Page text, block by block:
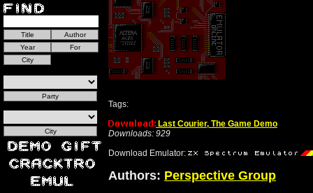
Tags:
Last Courier, The Game Demo
Downloads: 929
Download Emulator:
Authors: Perspective Group